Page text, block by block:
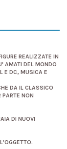
REALIZZATE IN
AMATI DEL MONDO
E DC, MUSICA E
DA IL CLASSICO
PARTE NON
DI NUOVI